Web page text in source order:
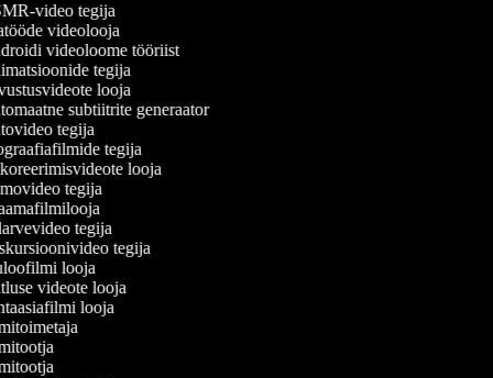
video tegija
videolooja
videoloome tööriist
tegija
looja
subtiitrite generaator
tegija
tegija
looja
tegija
tegija
tegija
looja
videote looja
looja